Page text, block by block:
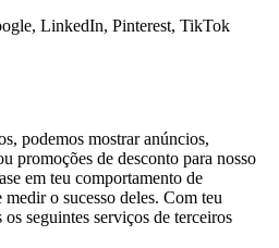
LinkedIn, Pinterest, TikTok
podemos mostrar anúncios,
promoções de desconto para nosso
em teu comportamento de
medir o sucesso deles. Com teu
seguintes serviços de terceiros